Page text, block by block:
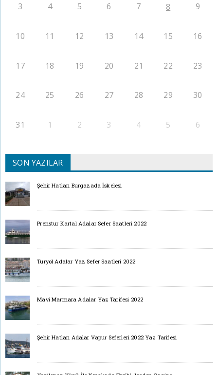
3 4 5 6 7 8 9
10 11 12 13 14 15 16
17 18 19 20 21 22 23
24 25 26 27 28 29 30
31 1 2 3 4 5 6
SON YAZILAR
Şehir Hatları Burgazada İskelesi
Prenstur Kartal Adalar Sefer Saatleri 2022
Turyol Adalar Yaz Sefer Saatleri 2022
Mavi Marmara Adalar Yaz Tarifesi 2022
Şehir Hatları Adalar Vapur Seferleri 2022 Yaz Tarifesi